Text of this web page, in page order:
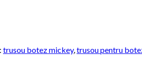
trusou botez mickey,trusou pentru